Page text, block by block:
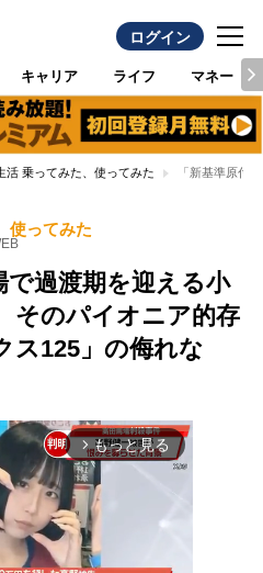
ログイン
キャリア ライフ マネー
活 乗ってみた、使ってみた 「新基準原付
使ってみた
で過渡期を迎える小
のパイオニア的存
ス125」の侮れな
arrow_forward_ios もっと見る